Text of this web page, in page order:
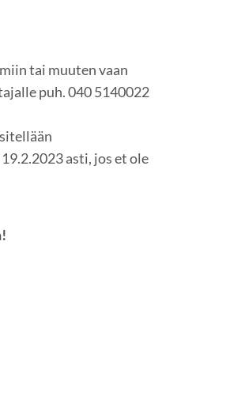
tai muuten vaan
puh. 040 5140022
asti, jos et ole